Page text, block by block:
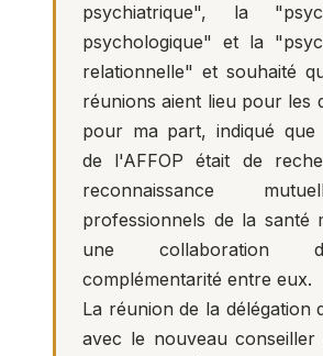
psychiatrique", la
psychologique" et la
relationnelle" et souhaité
réunions aient lieu pour les
pour ma part, indiqué que
de l'AFFOP était de
reconnaissance
professionnels de la santé
une collaboration
complémentarité entre eux.
La réunion de la délégation
avec le nouveau